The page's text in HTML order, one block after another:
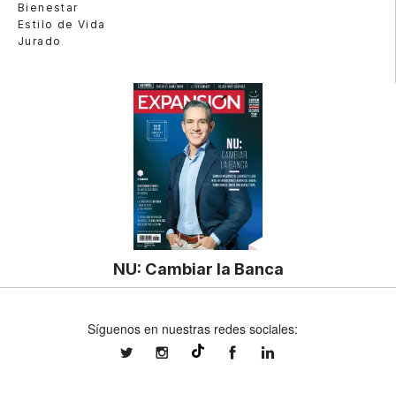
Bienestar
Estilo de Vida
Jurado
NU: Cambiar la Banca
Síguenos en nuestras redes sociales:
expansionmxexpansionmx ExpansionMex